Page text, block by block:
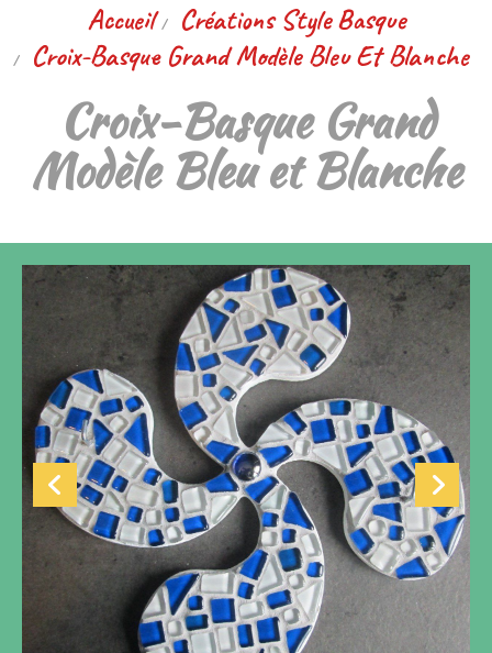
Accueil
Créations Style Basque
Croix-Basque Grand Modèle Bleu Et Blanche
Croix-Basque Grand
Modèle Bleu et Blanche
SOLDES